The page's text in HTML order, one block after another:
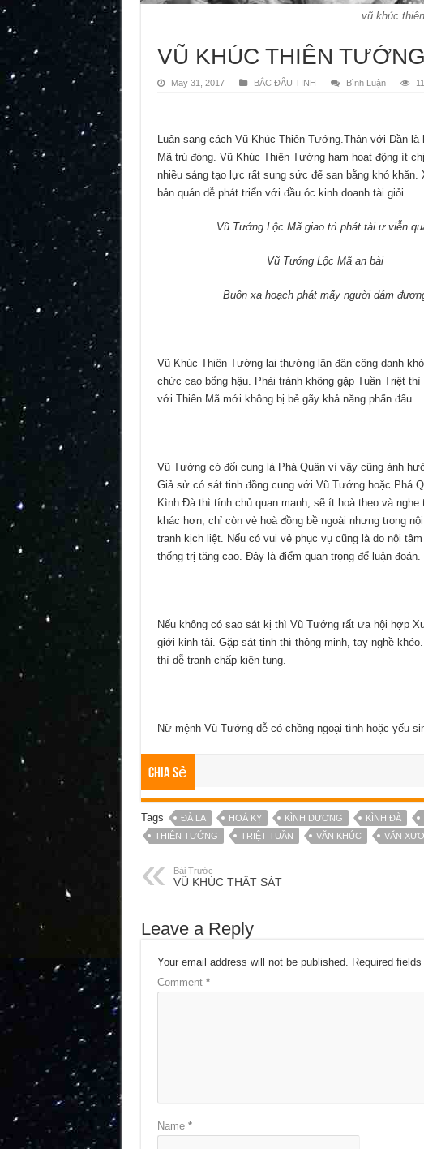
vũ khúc
VŨ KHÚC THIÊN TƯỚNG
May 31, 2017 BẮC ĐẨU TINH Bình Luận
Luận sang cách Vũ Khúc Thiên Tướng.Thân với Dần là
Mã trú đóng. Vũ Khúc Thiên Tướng ham hoạt động ít
nhiều sáng tạo lực rất sung sức để san bằng khó khăn.
bản quán dễ phát triển với đầu óc kinh doanh tài giỏi.
Vũ Tướng Lộc Mã giao trì phát tài ư viễn
Vũ Tướng Lộc Mã an bài
Buôn xa hoạch phát mấy người dám
Vũ Khúc Thiên Tướng lại thường lận đận công danh
chức cao bổng hậu. Phải tránh không gặp Tuần Triệt
với Thiên Mã mới không bị bẻ gãy khả năng phấn đấu.
Vũ Tướng có đối cung là Phá Quân vì vậy cũng ảnh
Giả sử có sát tinh đồng cung với Vũ Tướng hoặc Phá
Kình Đà thì tính chủ quan mạnh, sẽ ít hoà theo và nghe
khác hơn, chỉ còn vẻ hoà đồng bề ngoài nhưng trong
tranh kịch liệt. Nếu có vui vẻ phục vụ cũng là do nội
thống trị tăng cao. Đây là điểm quan trọng để luận đoán.
Nếu không có sao sát kị thì Vũ Tướng rất ưa hội hợp
giới kinh tài. Gặp sát tinh thì thông minh, tay nghề
thì dễ tranh chấp kiện tụng.
Nữ mệnh Vũ Tướng dễ có chồng ngoại tình hoặc yếu
Chia Sẻ
Tags ĐÀ LA HOÁ KỴ KÌNH DƯƠNG KÌNH ĐÀ
THIÊN TƯỚNG
TRIỆT TUẦN VĂN KHÚC VĂN
Bài Trước
VŨ KHÚC THẤT SÁT
Leave a Reply
Your email address will not be published. Required
Comment *
Name *